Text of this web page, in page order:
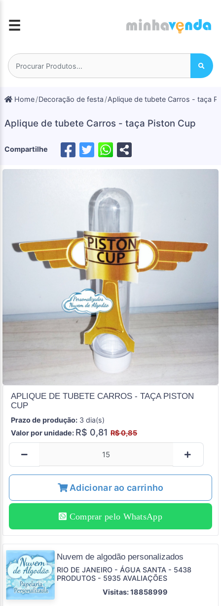
☰
Home Decoração de festa Aplique de tubete Carros - taça
Aplique de tubete Carros - taça Piston Cup
Compartilhe
APLIQUE DE TUBETE CARROS - TAÇA PISTON
CUP
Prazo de produção: 3 dia(s)
Valor por unidade: R$ 0,81 R$ 0,85
Adicionar ao carrinho
Comprar pelo WhatsApp
Nuvem de algodão personalizados
RIO DE JANEIRO - ÁGUA SANTA - 5438
PRODUTOS - 5935 AVALIAÇÕES
Visitas: 18858999